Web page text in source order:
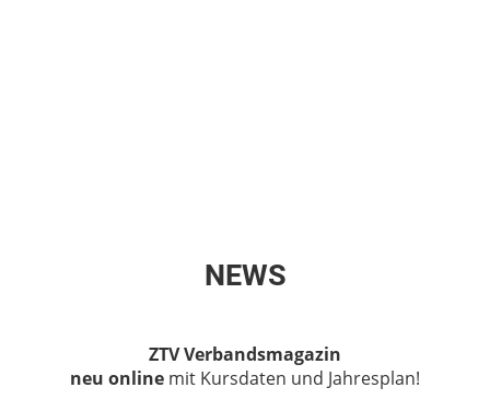
NEWS
ZTV Verbandsmagazin
neu online mit Kursdaten und Jahresplan!